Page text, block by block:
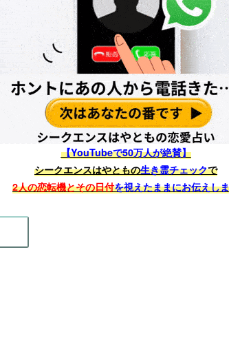
【YouTubeで50万人が絶賛】
シークエンスはやともの生き霊チェックで
2人の恋転機とその日付を視えたままにお伝えし